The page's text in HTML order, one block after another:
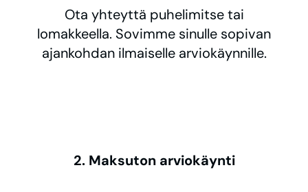
Ota yhteyttä puhelimitse tai
lomakkeella. Sovimme sinulle sopivan
ajankohdan ilmaiselle arviokäynnille.
2. Maksuton arviokäynti